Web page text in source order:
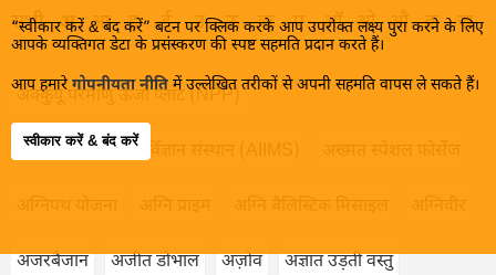
“स्वीकार करें & बंद करें” बटन पर क्लिक करके आप उपरोक्त लक्ष्य पुरा करने के लिए
आपके व्यक्तिगत डेटा के प्रसंस्करण की स्पष्ट सहमति प्रदान करते हैं।
आप हमारे गोपनीयता नीति में उल्लेखित तरीकों से अपनी सहमति वापस ले सकते हैं।
स्वीकार करें & बंद करें
सभी अ आ इ ई उ ऊ ऋ ए ऑ ओ औ क ख
अक्कुयू परमाणु ऊर्जा प्लांट (NPP)
अखिल भारतीय आयुर्विज्ञान संस्थान (AIIMS)
अजरबैजान अजीत डोभाल अज़ोव अज्ञात उड़ती वस्तु